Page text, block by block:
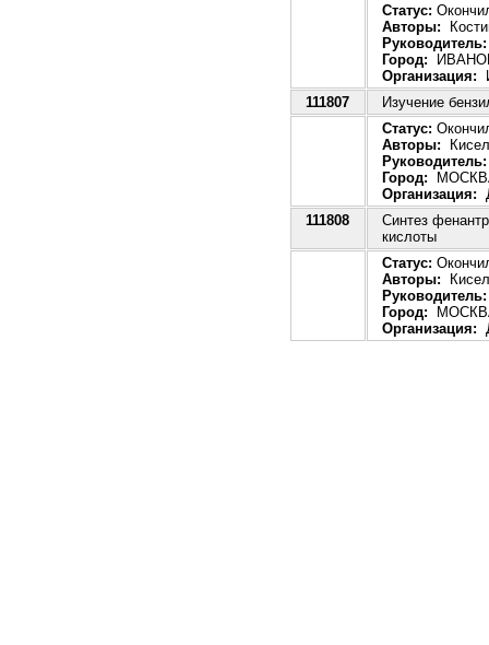
Статус:
Авторы:
Руководитель:
Город:
Организация:
111807
Изучение
Статус:
Авторы:
Руководитель:
Город:
Организация:
111808
Синтез
кислоты
Статус:
Авторы:
Руководитель:
Город:
Организация: